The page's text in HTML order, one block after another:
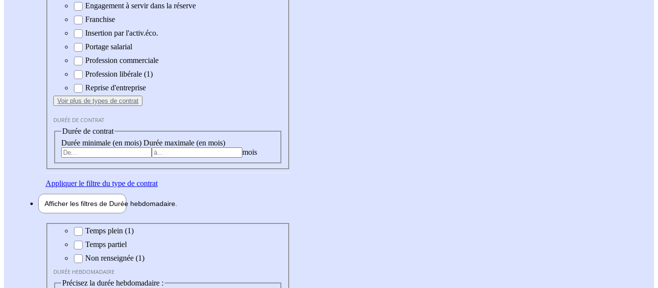
Engagement à servir dans la réserve
Franchise
Insertion par l'activ.éco.
Portage salarial
Profession commerciale
Profession libérale (1)
Reprise d'entreprise
Voir plus de types de contrat
DURÉE DE CONTRAT
Durée de contrat
Durée minimale (en mois) Durée maximale (en mois)
mois
Appliquerle filtre du type de contrat
Afficher les filtres de Durée hebdomadaire
Durée hebdomadaire
Temps plein (1)
Temps partiel
Non renseignée (1)
DURÉE HEBDOMADAIRE
Précisez la durée hebdomadaire :